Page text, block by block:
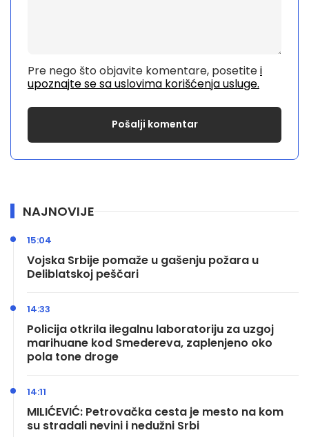
Pre nego što objavite komentare, posetitei
upoznajte se sa uslovima korišćenja usluge.
NAJNOVIJE
Vojska Srbije pomaže u gašenju požara u
Deliblatskoj peščari
15:04
Policija otkrila ilegalnu laboratoriju za uzgoj
marihuane kod Smedereva, zaplenjeno oko
pola tone droge
14:33
MILIĆEVIĆ: Petrovačka cesta je mesto na kom
su stradali nevini i nedužni Srbi
14:11